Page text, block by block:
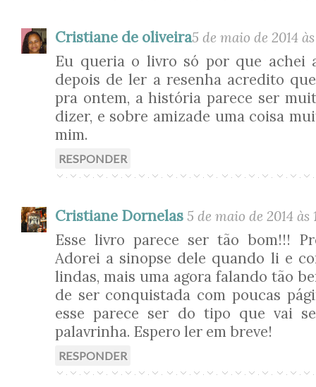
Cristiane de oliveira5 de maio de 2014
Eu queria o livro só por que achei
depois de ler a resenha acredito
pra ontem, a história parece ser
dizer, e sobre amizade uma coisa
mim.
RESPONDER
Cristiane Dornelas 5 de maio de 2014 às
Esse livro parece ser tão bom!!!
Adorei a sinopse dele quando li e
lindas, mais uma agora falando tão
de ser conquistada com poucas
esse parece ser do tipo que vai
palavrinha. Espero ler em breve!
RESPONDER